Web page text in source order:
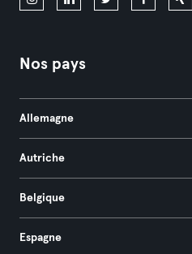
Nos pays
Allemagne
Autriche
Belgique
Espagne